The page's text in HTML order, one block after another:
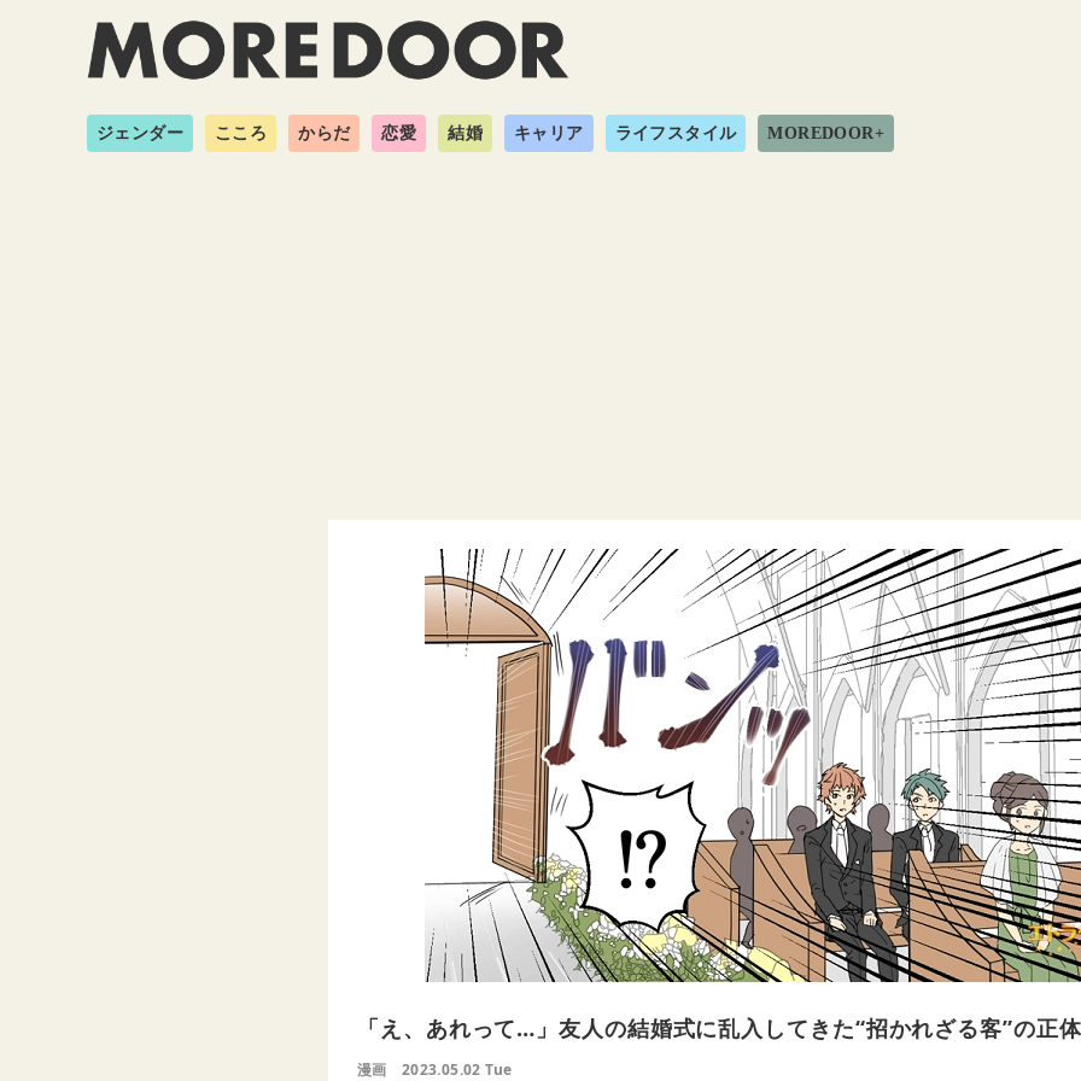
ジェンダー こころ からだ 恋愛 結婚 キャリア ライフスタイル MOREDOOR+
「え、あれって…」友人の結婚式に乱入してきた“招かれざる客”の正
漫画 2023.05.02 Tue